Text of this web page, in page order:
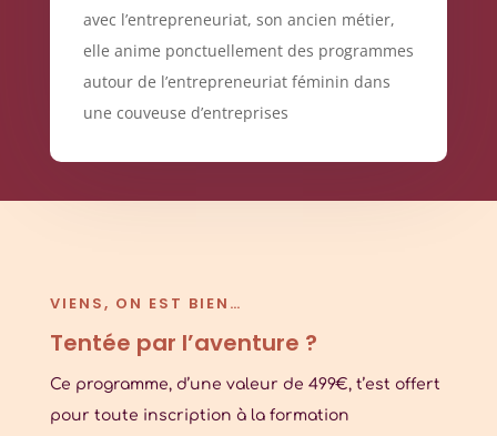
avec l’entrepreneuriat, son ancien métier,
elle anime ponctuellement des programmes
autour de l’entrepreneuriat féminin dans
une couveuse d’entreprises
VIENS, ON EST BIEN…
Tentée par l’aventure ?
Ce programme, d’une valeur de 499€, t’est offert
pour toute inscription à la formation